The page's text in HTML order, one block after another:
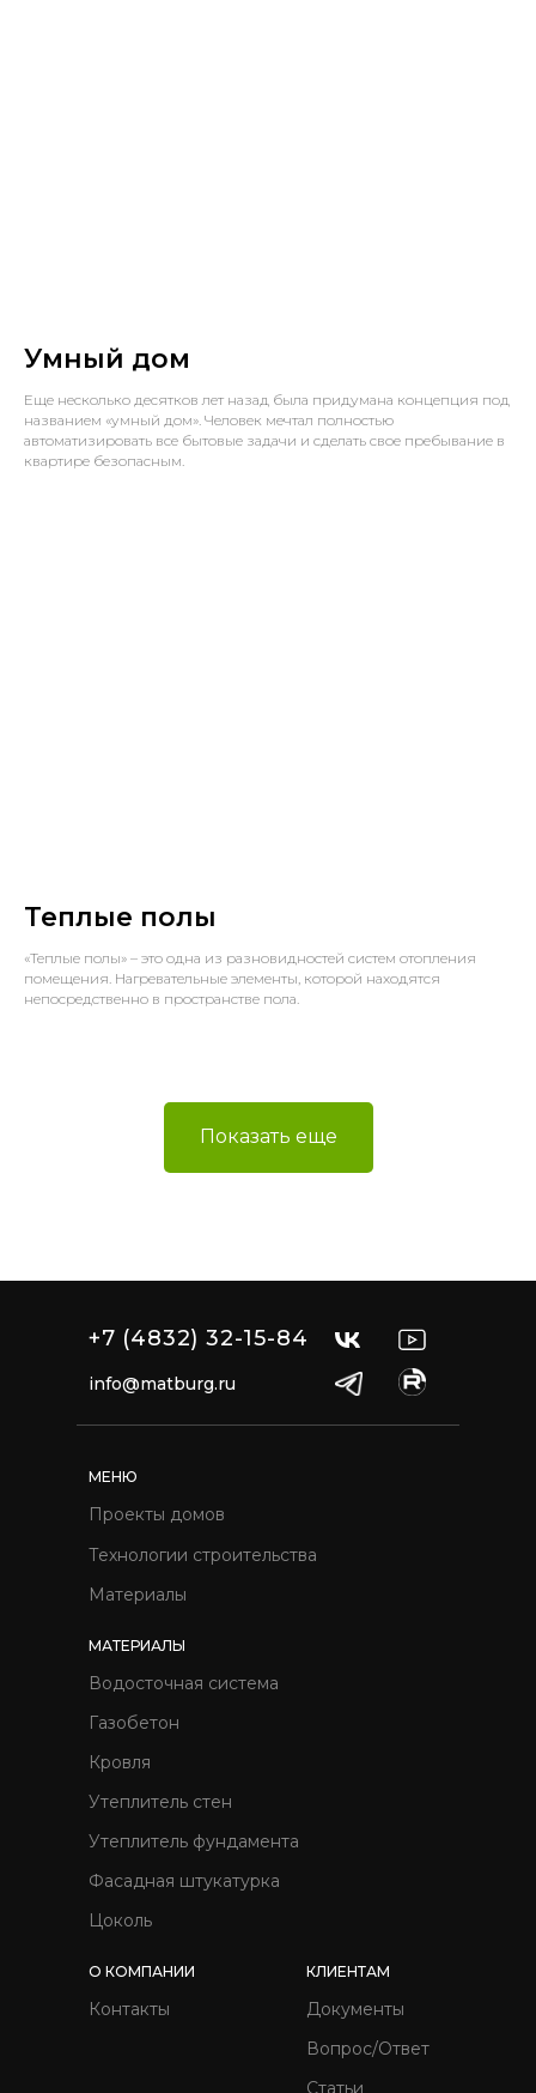
Умный дом
Еще несколько десятков лет назад была придумана концепция под
названием «умный дом». Человек мечтал полностью
автоматизировать все бытовые задачи и сделать свое пребывание в
квартире безопасным.
Теплые полы
«Теплые полы» – это одна из разновидностей систем отопления
помещения. Нагревательные элементы, которой находятся
непосредственно в пространстве пола.
Показать еще
info@matburg.ru
Водосточная система
Газобетон
Кровля
МАТЕРИАЛЫ
Утеплитель стен
Утеплитель фундамента
Фасадная штукатурка
Цоколь
Проекты домов
Технологии строительства
МЕНЮ
Материалы
Контакты
О КОМПАНИИ
+7 (4832) 32-15-84
Документы
КЛИЕНТАМ
Вопрос/Ответ
Статьи